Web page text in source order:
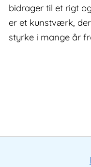
bidrager til et rigt
er et kunstværk,
styrke i mange år